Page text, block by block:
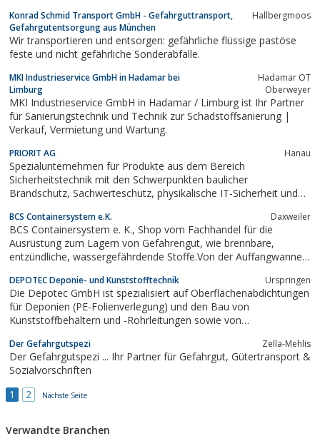
Schadstoffsanierung<
Konrad Schmid Transport GmbH - Gefahrguttransport,
Gefahrgutentsorgung aus München
Hallbergmoos
Wir transportieren und entsorgen: gefährliche flüssige pastöse
feste und nicht gefährliche Sonderabfälle.
MKI Industrieservice GmbH in Hadamar bei
Limburg
Hadamar OT
Oberweyer
MKI Industrieservice GmbH in Hadamar / Limburg ist Ihr Partner
für Sanierungstechnik und Technik zur Schadstoffsanierung |
Verkauf, Vermietung und Wartung.
PRIORIT AG Hanau
Spezialunternehmen für Produkte aus dem Bereich
Sicherheitstechnik mit den Schwerpunkten baulicher
Brandschutz, Sachwerteschutz, physikalische IT-Sicherheit und
PRIORIT AG bietet beispielsweise Lösungen zur
feuerbeständigen oder feuerhemmenden Abtrennung von
Installationen...
BCS Containersystem e.K. Daxweiler
BCS Containersystem e. K., Shop vom Fachhandel für die
Ausrüstung zum Lagern von Gefahrengut, wie brennbare,
entzündliche, wassergefährdende Stoffe.Von der Auffangwanne
Brandschutzcontainer finden Sie bei uns alles für die optimale
undgesetzeskonforme Lösung...
DEPOTEC Deponie- und Kunststofftechnik Urspringen
Die Depotec GmbH ist spezialisiert auf Oberflächenabdichtungen
für Deponien (PE-Folienverlegung) und den Bau von
Kunststoffbehältern und -Rohrleitungen sowie von
Der Gefahrgutspezi Zella-Mehlis
Der Gefahrgutspezi ... Ihr Partner für Gefahrgut, Gütertransport &
Sozialvorschriften
1
2 Nächste Seite
Verwandte Branchen